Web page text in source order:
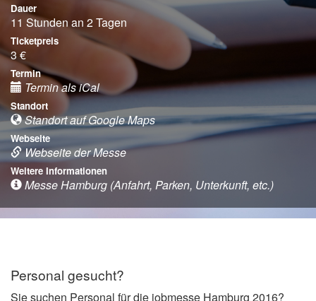
Dauer
11 Stunden an 2 Tagen
Ticketpreis
3 €
Termin
Termin als iCal
Standort
Standort auf Google Maps
Webseite
Webseite der Messe
Weitere Informationen
Messe Hamburg (Anfahrt, Parken, Unterkunft, etc.)
Personal gesucht?
Sie suchen Personal für die jobmesse Hamburg 2016?